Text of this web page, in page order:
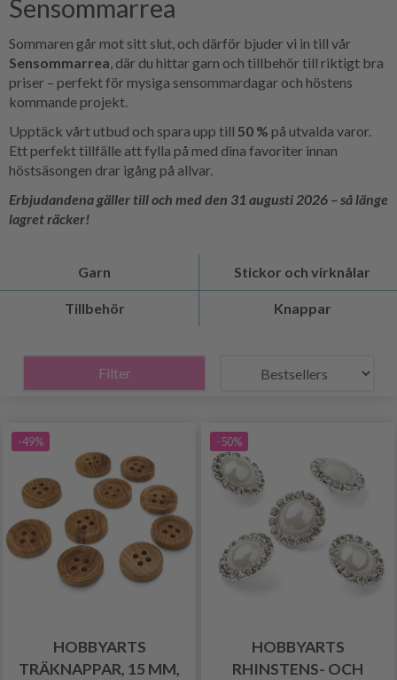
Sensommarrea
Sommaren går mot sitt slut, och därför bjuder vi in till vår
Sensommarrea, där du hittar garn och tillbehör till riktigt bra
priser – perfekt för mysiga sensommardagar och höstens
kommande projekt.
Upptäck vårt utbud och spara upp till 50 % på utvalda varor.
Ett perfekt tillfälle att fylla på med dina favoriter innan
höstsäsongen drar igång på allvar.
Erbjudandena gäller till och med den 31 augusti 2026 – så länge
lagret räcker!
Garn Stickor och virknålar
Tillbehör Knappar
Filter
-49%
HOBBYARTS
TRÄKNAPPAR, 15 MM,
-50%
HOBBYARTS
RHINSTENS- OCH